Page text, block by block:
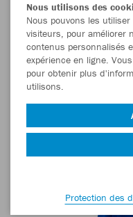
Nous utilisons des
Nous pouvons les
visiteurs, pour améliorer
contenus personnalisés
expérience en ligne.
pour obtenir plus
utilisons.
Protection des